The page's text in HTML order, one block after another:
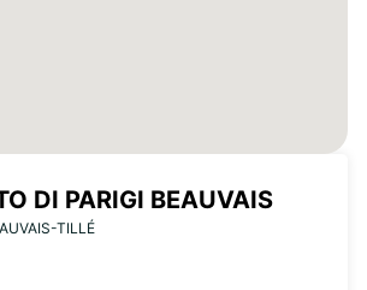
DI PARIGI BEAUVAIS
TILLÉ